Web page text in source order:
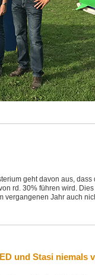
geht davon aus,
rd. 30% führen wird.
vergangenen Jahr auch
und Stasi niemals